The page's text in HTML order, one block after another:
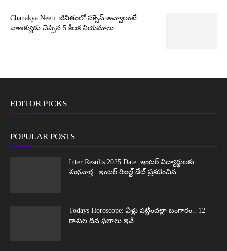
Chanakya Neeti: జీవితంలో సక్సెస్ అవ్వాలంటే
చాణక్యుడు చెప్పిన 5 కీలక నియమాలు
EDITOR PICKS
POPULAR POSTS
Inter Results 2025 Date: ఇంటర్ విద్యార్థులకు
శుభవార్త.. ఇంటర్ రిజల్ట్ డేట్ ప్రకటించిన...
Todays Horoscope: వీళ్లు పట్టిందల్లా బంగారం.. 12
రాశుల దిన ఫలాలు ఇవే..